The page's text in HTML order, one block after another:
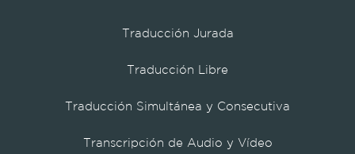
Traducción Jurada
Traducción Libre
Traducción Simultánea y Consecutiva
Transcripción de Audio y Vídeo